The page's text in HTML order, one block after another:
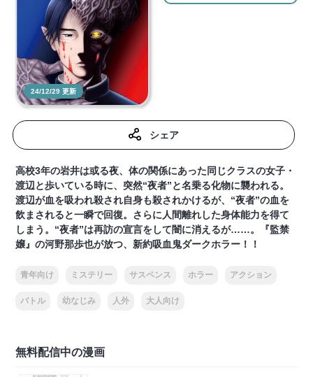
24/12/29 更新
シェア
高校3年の岩井は或る夜、体の関係にあった同じクラスの女子・
渡辺と歩いている時に、突然“夜者”と名乗る化物に襲われる。
渡辺が血を吸われ殺され自身も殺されかけるが、“夜者”の血を
飲まされると一瞬で回復。さらに人間離れした身体能力を得て
しまう。“夜者”は再訪の宣言をして闇に消えるが……。『監禁
嬢』の河野那歩也が放つ、新約吸血鬼ダークホラー！！
青年向け ミステリー サスペンス ホラー アクション
バトル 幼なじみ 人外 大人向け
無料配信中の漫画